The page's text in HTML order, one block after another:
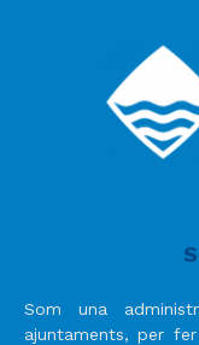
Som una
ajuntaments, per